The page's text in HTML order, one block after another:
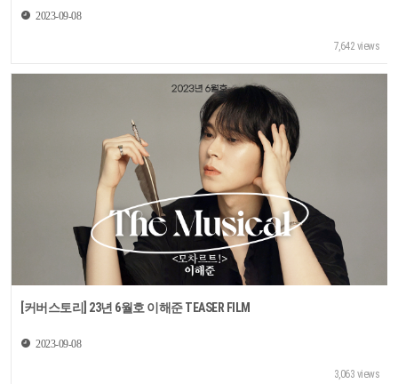
2023-09-08
7,642 views
[커버스토리] 23년 6월호 이해준 TEASER FILM
2023-09-08
3,063 views